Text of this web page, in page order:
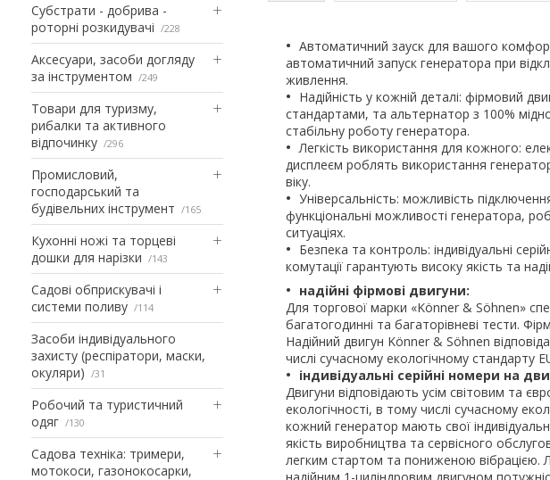
Субстрати - добрива -
роторні розкидувачі
228
Аксесуари, засоби догляду
за інструментом
249
Товари для туризму,
рибалки та активного
відпочинку
296
Промисловий,
господарський та
будівельних інструмент
165
Кухонні ножі та торцеві
дошки для нарізки
143
Садові обприскувачі і
системи поливу
114
Засоби індивідуального
захисту (респіратори, маски,
окуляри)
31
Робочий та туристичний
одяг
130
Садова техніка: тримери,
мотокоси, газонокосарки,
Автоматичний зауск для вашого
автоматичний запуск генератора при
живлення.
Надійність у кожній деталі: фірмовий
стандартами, та альтернатор з 100%
стабільну роботу генератора.
Легкість використання для кожного:
дисплеєм роблять використання
віку.
Універсальність: можливість
функціональні можливості генератора,
ситуаціях.
Безпека та контроль: індивідуальні
комутації гарантують високу якість та
надійні фірмові двигуни:
Для торгової марки «Könner & Söhnen»
багатогодинні та багаторівневі тести.
Надійний двигун Könner & Söhnen
числі сучасному екологічному стандарту
індивідуальні серійні номери на
Двигуни відповідають усім світовим та
екологічності, в тому числі сучасному
кожний генератор мають свої
якість виробництва та сервісного
легким стартом та пониженою вібрацією.
надійним 1-циліндровим двигуном